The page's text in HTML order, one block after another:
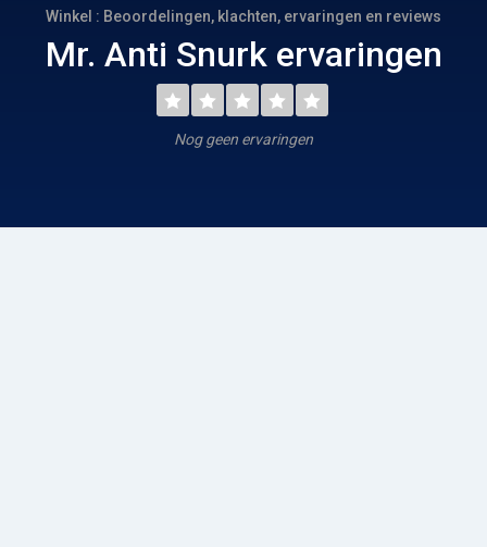
Winkel : Beoordelingen, klachten, ervaringen en reviews
Mr. Anti Snurk ervaringen
Nog geen ervaringen